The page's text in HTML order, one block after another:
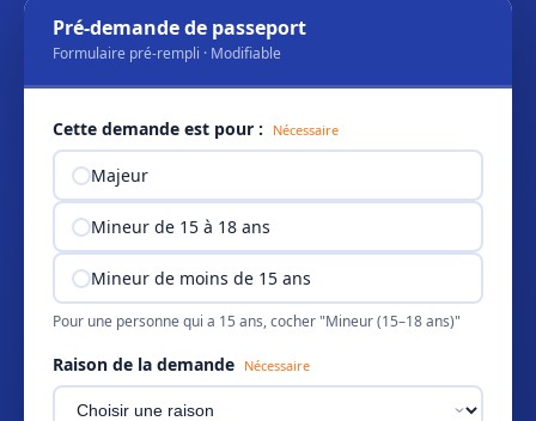
Pré-demande de passeport
Formulaire pré-rempli · Modifiable
Cette demande est pour : Nécessaire
Majeur
Mineur de 15 à 18 ans
Mineur de moins de 15 ans
Pour une personne qui a 15 ans, cocher "Mineur (15–18 ans)"
Raison de la demande Nécessaire